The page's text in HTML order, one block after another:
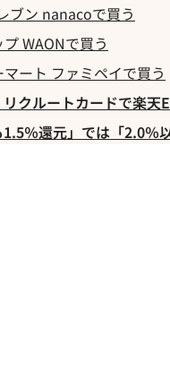
ブン nanacoで買う
WAONで買う
ート ファミペイで買う
クルートカードで楽
％還元」では「2.0％